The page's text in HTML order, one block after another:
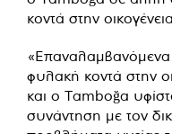
κοντά στην οικογένεια.
«Επαναλαμβανόμενα
φυλακή κοντά στην
και ο Tamboğa
συνάντηση με τον